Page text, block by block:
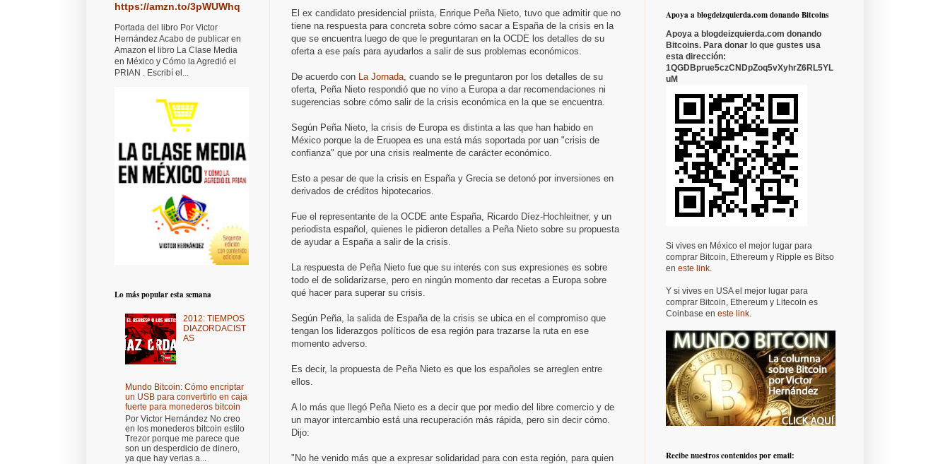
El ex candidato presidencial priista, Enrique Peña Nieto, tuvo que admitir que no
tiene na respuesta para concreta sobre cómo sacar a España de la crisis en la
que se encuentra luego de que le preguntaran en la OCDE los detalles de su
oferta a ese país para ayudarlos a salir de sus problemas económicos.
De acuerdo con La Jornada , cuando se le preguntaron por los detalles de su
oferta, Peña Nieto respondió que no vino a Europa a dar recomendaciones ni
sugerencias sobre cómo salir de la crisis económica en la que se encuentra.
Según Peña Nieto, la crisis de Europa es distinta a las que han habido en
México porque la de Eruopea es una está más soportada por uan "crisis de
confianza" que por una crisis realmente de carácter económico.
Esto a pesar de que la crisis en España y Grecia se detonó por inversiones en
derivados de créditos hipotecarios.
Fue el representante de la OCDE ante España, Ricardo Díez-Hochleitner, y un
periodista español, quienes le pidieron detalles a Peña Nieto sobre su propuesta
de ayudar a España a salir de la crisis.
La respuesta de Peña Nieto fue que su interés con sus expresiones es sobre
todo el de solidarizarse, pero en ningún momento dar recetas a Europa sobre
qué hacer para superar su crisis.
Según Peña, la salida de España de la crisis se ubica en el compromiso que
tengan los liderazgos políticos de esa región para trazarse la ruta en ese
momento adverso.
Es decir, la propuesta de Peña Nieto es que los españoles se arreglen entre
ellos.
A lo más que llegó Peña Nieto es a decir que por medio del libre comercio y de
un mayor intercambio está una recuperación más rápida, pero sin decir cómo.
Dijo:
"No he venido más que a expresar solidaridad para con esta región, para quien
https://amzn.to/3pWUWhq
Portada del libro Por Victor
Hernández Acabo de publicar en
Amazon el libro La Clase Media
en México y Cómo la Agredió el
PRIAN . Escribí el...
Lo más popular esta semana
2012: TIEMPOS
DIAZORDACIST
AS
Mundo Bitcoin: Cómo encriptar
un USB para convertirlo en caja
fuerte para monederos bitcoin
Por Victor Hernández No creo
en los monederos bitcoin estilo
Trezor porque me parece que
son un desperdicio de dinero,
ya que hay verias a...
Apoya a blogdeizquierda.com donando Bitcoins
Apoya a blogdeizquierda.com donando
Bitcoins. Para donar lo que gustes usa
esta dirección:
1QGDBprue5czCNDpZoq5vXyhrZ6RL5YL
uM
Si vives en México el mejor lugar para
comprar Bitcoin, Ethereum y Ripple es Bitso
en este link.
Y si vives en USA el mejor lugar para
comprar Bitcoin, Ethereum y Litecoin es
Coinbase en este link.
Recibe nuestros contenidos por email: